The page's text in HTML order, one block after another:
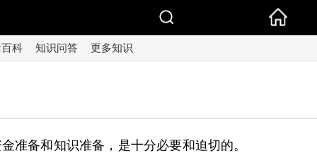
科 知识问答 更多知识
准备和知识准备，是十分必要和迫切的。